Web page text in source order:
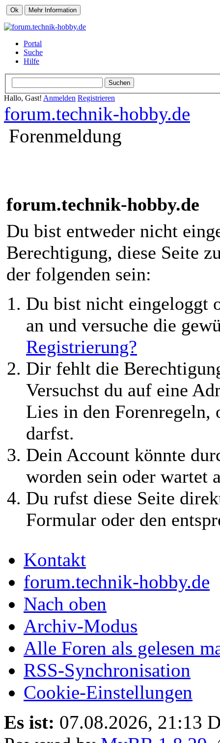
Portal
Suche
Hilfe
Hallo, Gast! Anmelden Registrieren
forum.technik-hobby.de
Forenmeldung
forum.technik-hobby.de
Du bist entweder nicht
Berechtigung, diese Seite
der folgenden sein:
Du bist nicht eingeloggt
an und versuche die
Registrierung?
Dir fehlt die
Versuchst du auf eine
Lies in den Forenregeln,
darfst.
Dein Account könnte
worden sein oder wartet
Du rufst diese Seite
Formular oder den
Kontakt
forum.technik-hobby.de
Nach oben
Archiv-Modus
Alle Foren als gelesen
RSS-Synchronisation
Cookie-Einstellungen
Es ist: 07.08.2026, 21:13